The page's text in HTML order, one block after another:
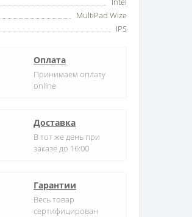
MultiPad Wize
IPS
Оплата
Принимаем оплату
online
Доставка
В тот же день при
заказе до 16:00
Гарантии
Весь товар
сертифицирован